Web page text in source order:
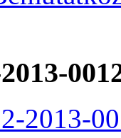
2013-